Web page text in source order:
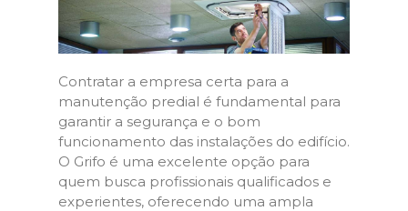
Contratar a empresa certa para a
manutenção predial é fundamental para
garantir a segurança e o bom
funcionamento das instalações do edifício.
O Grifo é uma excelente opção para
quem busca profissionais qualificados e
experientes, oferecendo uma ampla